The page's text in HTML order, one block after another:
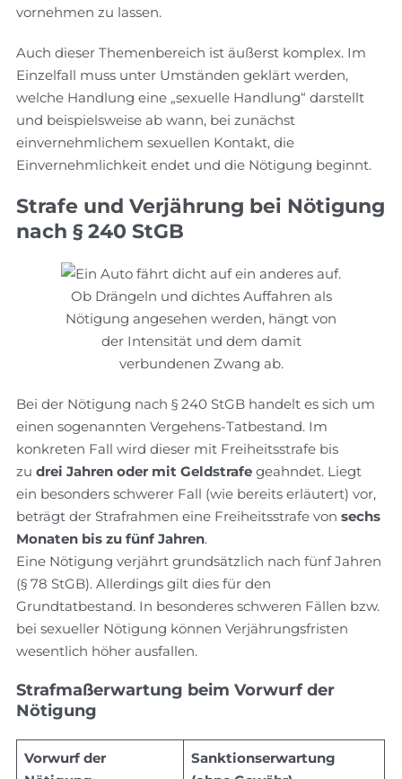
vornehmen zu lassen.
Auch dieser Themenbereich ist äußerst komplex. Im
Einzelfall muss unter Umständen geklärt werden,
welche Handlung eine „sexuelle Handlung“ darstellt
und beispielsweise ab wann, bei zunächst
einvernehmlichem sexuellen Kontakt, die
Einvernehmlichkeit endet und die Nötigung beginnt.
Strafe und Verjährung bei Nötigung
nach § 240 StGB
Ob Drängeln und dichtes Auffahren als
Nötigung angesehen werden, hängt von
der Intensität und dem damit
verbundenen Zwang ab.
Bei der Nötigung nach § 240 StGB handelt es sich um
einen sogenannten Vergehens-Tatbestand. Im
konkreten Fall wird dieser mit Freiheitsstrafe bis
zudrei Jahren oder mit Geldstrafe geahndet. Liegt
ein besonders schwerer Fall (wie bereits erläutert) vor,
beträgt der Strafrahmen eine Freiheitsstrafe vonsechs
Monaten bis zu fünf Jahren.
Eine Nötigung verjährt grundsätzlich nach fünf Jahren
(§ 78 StGB). Allerdings gilt dies für den
Grundtatbestand. In besonderes schweren Fällen bzw.
bei sexueller Nötigung können Verjährungsfristen
wesentlich höher ausfallen.
Strafmaßerwartung beim Vorwurf der
Nötigung
Vorwurf der
Sanktionserwartung